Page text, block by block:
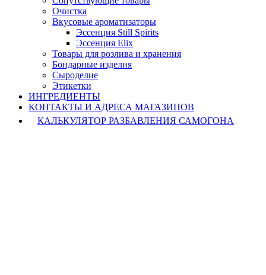
Очистка
Вкусовые ароматизаторы
Эссенция Still Spirits
Эссенция Elix
Товары для розлива и хранения
Бондарные изделия
Cыроделие
Этикетки
ИНГРЕДИЕНТЫ
КОНТАКТЫ И АДРЕСА МАГАЗИНОВ
КАЛЬКУЛЯТОР РАЗБАВЛЕНИЯ САМОГОНА